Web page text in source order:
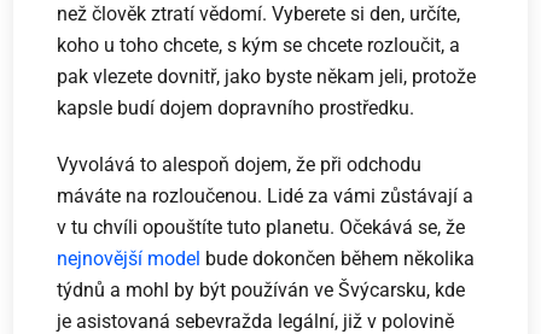
než člověk ztratí vědomí. Vyberete si den, určíte,
koho u toho chcete, s kým se chcete rozloučit, a
pak vlezete dovnitř, jako byste někam jeli, protože
kapsle budí dojem dopravního prostředku.
Vyvolává to alespoň dojem, že při odchodu
máváte na rozloučenou. Lidé za vámi zůstávají a
v tu chvíli opouštíte tuto planetu. Očekává se, že
nejnovější model bude dokončen během několika
týdnů a mohl by být používán ve Švýcarsku, kde
je asistovaná sebevražda legální, již v polovině